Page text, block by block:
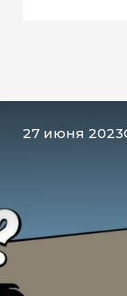
27 июня 2023